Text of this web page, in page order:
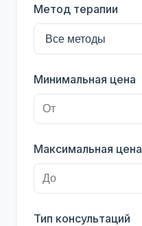
Метод терапии
Минимальная цена
Максимальная цена
Тип консультаций